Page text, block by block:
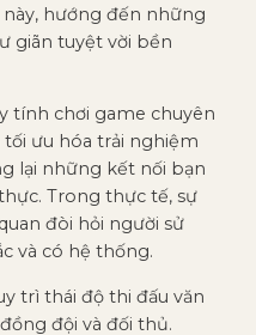
này, hướng đến những
giãn tuyệt vời bền
tính chơi game chuyên
ưu hóa trải nghiệm
lại những kết nối bạn
Trong thực tế, sự
đòi hỏi người sử
và có hệ thống.
trì thái độ thi đấu văn
đội và đối thủ.